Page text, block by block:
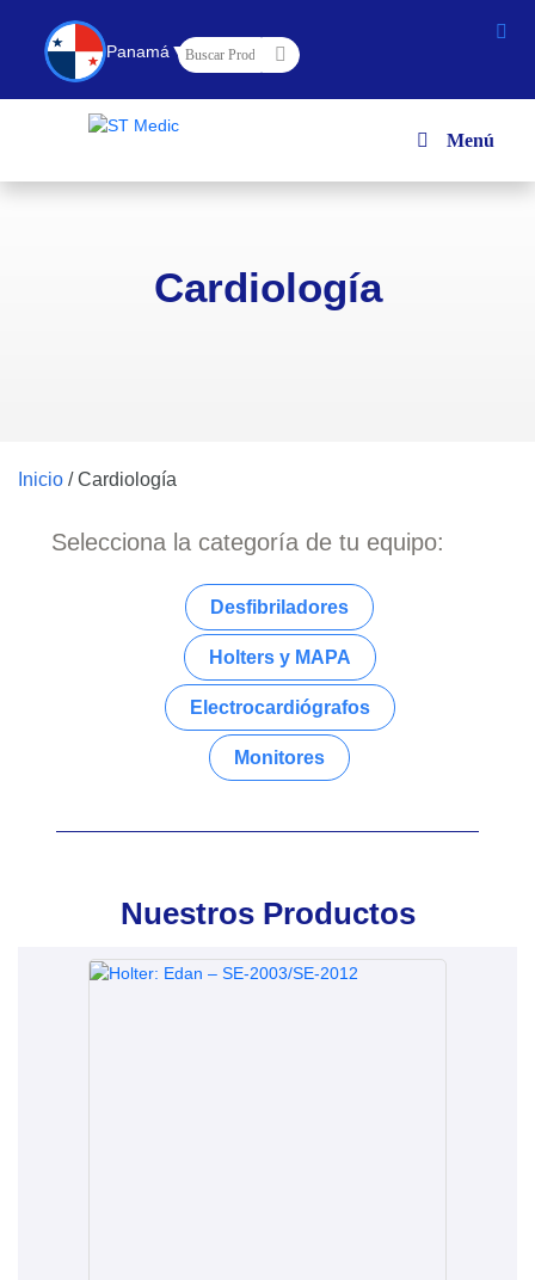
Panamá ▼
Menú
Cardiología
Inicio /Cardiología
Selecciona la categoría de tu equipo:
Desfibriladores
Holters y MAPA
Electrocardiógrafos
Monitores
Nuestros Productos